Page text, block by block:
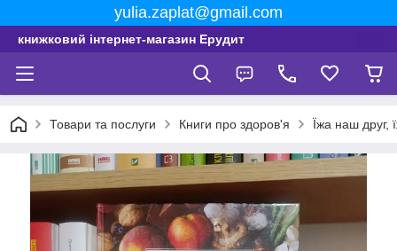
yulia.zaplat@gmail.com
книжковий інтернет-магазин Ерудит
Товари та послуги Книги про здоров'я Їжа наш друг,